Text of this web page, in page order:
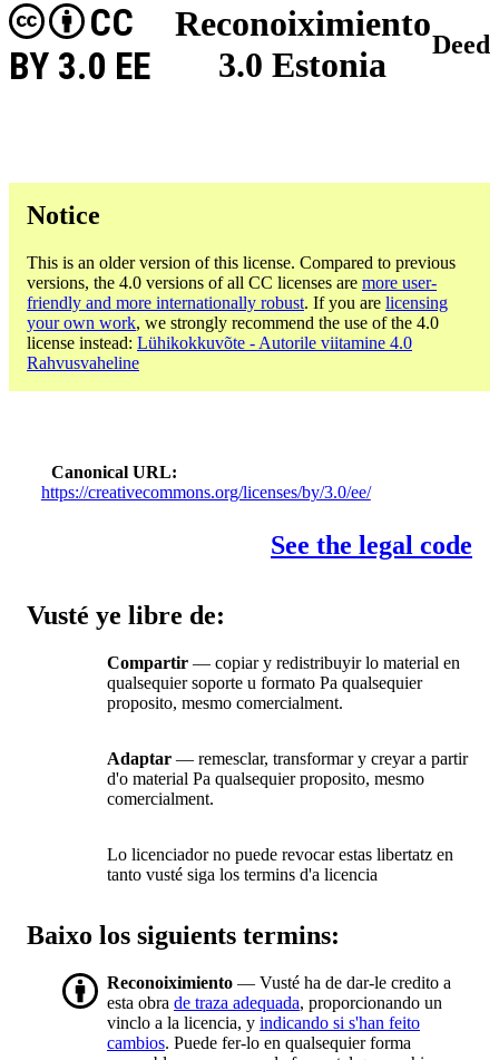
Reconoiximiento
3.0 Estonia
CC
BY 3.0 EE
Deed
Notice
This is an older version of this license. Compared to previous
versions, the 4.0 versions of all CC licenses are more user-
friendly and more internationally robust. If you are licensing
your own work, we strongly recommend the use of the 4.0
license instead: Lühikokkuvõte - Autorile viitamine 4.0
Rahvusvaheline
Canonical URL
https://creativecommons.org/licenses/by/3.0/ee/
See the legal code
Vusté ye libre de:
Compartir — copiar y redistribuyir lo material en
qualsequier soporte u formato Pa qualsequier
proposito, mesmo comercialment.
Adaptar — remesclar, transformar y creyar a partir
d'o material Pa qualsequier proposito, mesmo
comercialment.
Lo licenciador no puede revocar estas libertatz en
tanto vusté siga los termins d'a licencia
Baixo los siguients termins:
Reconoiximiento — Vusté ha de dar-le credito a
esta obra de traza adequada, proporcionando un
vinclo a la licencia, y indicando si s'han feito
cambios. Puede fer-lo en qualsequier forma